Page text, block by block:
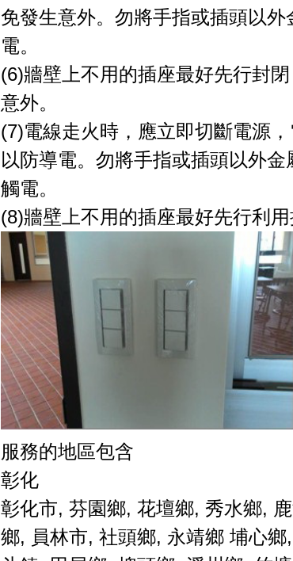
免發生意外。勿將手指或插頭以
電。
(6)牆壁上不用的插座最好先行封
意外。
(7)電線走火時，應立即切斷電源
以防導電。勿將手指或插頭以外
觸電。
(8)牆壁上不用的插座最好先行利
服務的地區包含
彰化
彰化市, 芬園鄉, 花壇鄉, 秀水鄉,
鄉, 員林市, 社頭鄉, 永靖鄉 埔心鄉,